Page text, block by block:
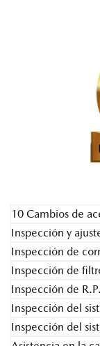
10 Cambios de
Inspección y
Inspección de
Inspección de
Inspección de
Inspección del
Inspección del